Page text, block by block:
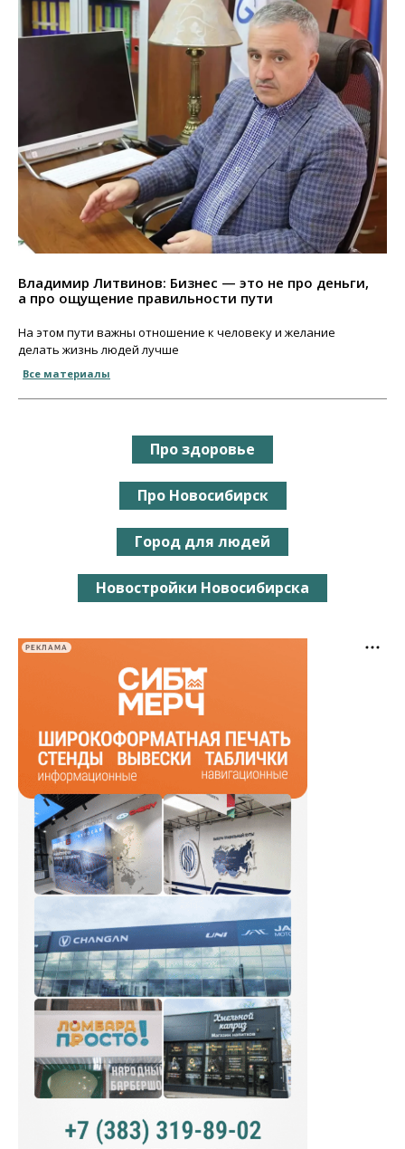
Владимир Литвинов: Бизнес — это не про деньги,
а про ощущение правильности пути
На этом пути важны отношение к человеку и желание
делать жизнь людей лучше
Все материалы
Про здоровье
Про Новосибирск
Город для людей
Новостройки Новосибирска
РЕКЛАМА